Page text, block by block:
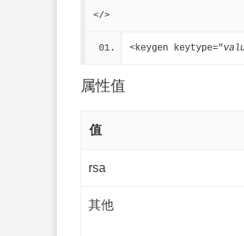
</>
<keygen keytype="
属性值
值
rsa
其他